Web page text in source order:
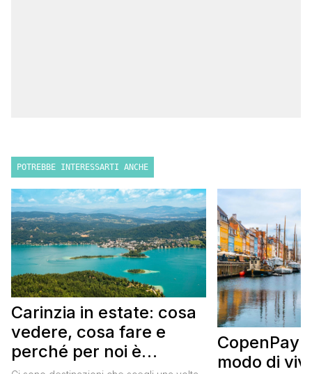
POTREBBE INTERESSARTI ANCHE
Carinzia in estate: cosa
vedere, cosa fare e
perché per noi è
CopenPay:
modo di